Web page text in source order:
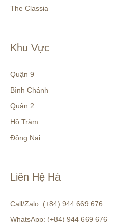
The Classia
Khu Vực
Quận 9
Bình Chánh
Quận 2
Hồ Tràm
Đồng Nai
Liên Hệ Hà
Call/Zalo: (+84) 944 669 676
WhatsApp: (+84) 944 669 676